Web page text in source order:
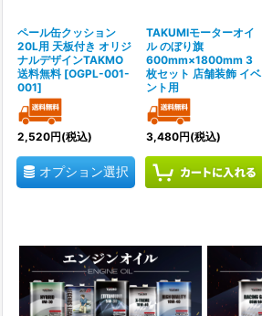
ペール缶クッション
20L用 天板付き オリジ
ナルデザインTAKMO
送料無料 [OGPL-001-
001]
2,520円(税込)
オプション選択
TAKUMIモーターオイ
ル のぼり旗
600mm×1800mm 3
枚セット 店舗装飾 イベ
ント用
3,480円(税込)